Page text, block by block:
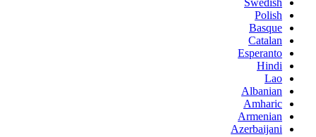
Polish
Basque
Catalan
Esperanto
Hindi
Lao
Albanian
Amharic
Armenian
Azerbaijani